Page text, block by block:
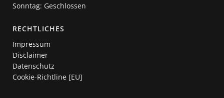
Sonntag: Geschlossen
RECHTLICHES
Impressum
Disclaimer
Datenschutz
Cookie-Richtline [EU]